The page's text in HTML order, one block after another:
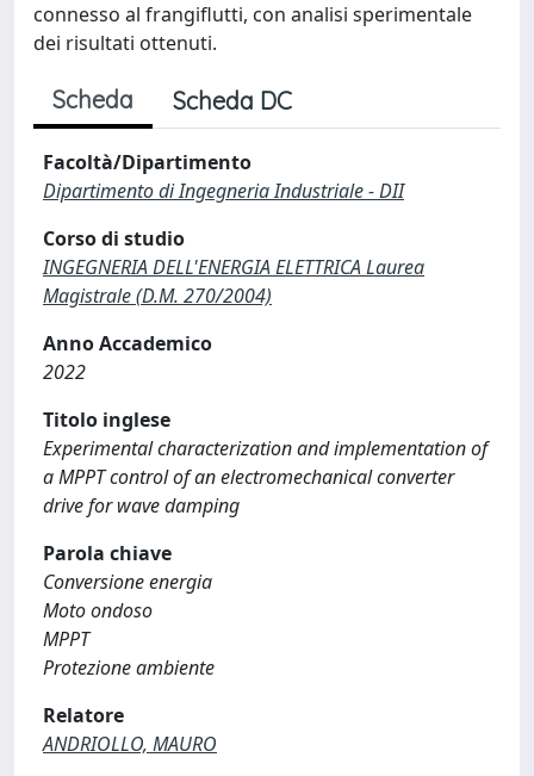
connesso al frangiflutti, con analisi sperimentale
dei risultati ottenuti.
Scheda Scheda DC
Facoltà/Dipartimento
Dipartimento di Ingegneria Industriale - DII
Corso di studio
INGEGNERIA DELL'ENERGIA ELETTRICA Laurea
Magistrale (D.M. 270/2004)
Anno Accademico
2022
Titolo inglese
Experimental characterization and implementation of
a MPPT control of an electromechanical converter
drive for wave damping
Parola chiave
Conversione energia
Moto ondoso
MPPT
Protezione ambiente
Relatore
ANDRIOLLO, MAURO